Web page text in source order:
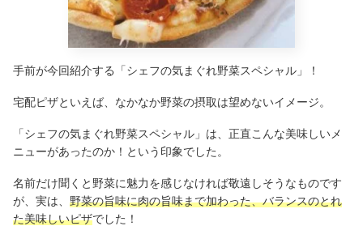
手前が今回紹介する「シェフの気まぐれ野菜スペシャル」！
宅配ピザといえば、なかなか野菜の摂取は望めないイメージ。
「シェフの気まぐれ野菜スペシャル」は、正直こんな美味しいメ
ニューがあったのか！という印象でした。
名前だけ聞くと野菜に魅力を感じなければ敬遠しそうなものです
が、実は、 野菜の旨味に肉の旨味まで加わった、バランスのとれ
た美味しいピザでした！